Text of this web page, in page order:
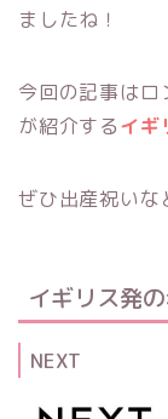
ましたね！
今回の記事は
が紹介するイギ
ぜひ出産祝いな
イギリス発
NEXT